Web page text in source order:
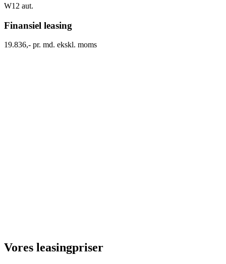
W12 aut.
Finansiel leasing
19.836,- pr. md. ekskl. moms
Vores leasingpriser